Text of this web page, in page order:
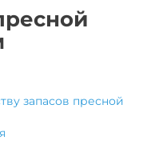
запасов пресной